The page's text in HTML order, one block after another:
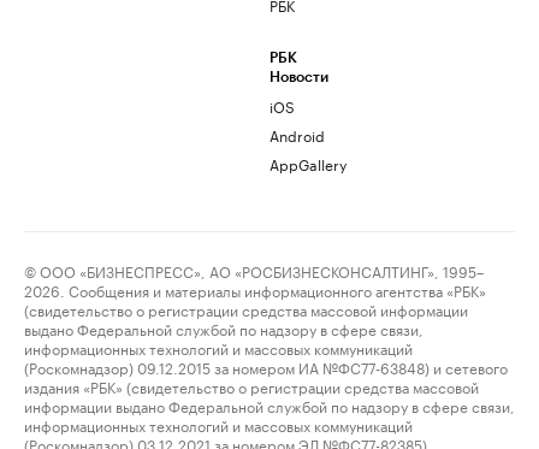
РБК
Новости
iOS
Android
AppGallery
© ООО «БИЗНЕСПРЕСС», АО «РОСБИЗНЕСКОНСАЛТИНГ», 1995–
2026. Сообщения и материалы информационного агентства «РБК»
(свидетельство о регистрации средства массовой информации
выдано Федеральной службой по надзору в сфере связи,
информационных технологий и массовых коммуникаций
(Роскомнадзор) 09.12.2015 за номером ИА №ФС77-63848) и сетевого
издания «РБК» (свидетельство о регистрации средства массовой
информации выдано Федеральной службой по надзору в сфере связи,
информационных технологий и массовых коммуникаций
(Роскомнадзор) 03.12.2021 за номером ЭЛ №ФС77-82385)